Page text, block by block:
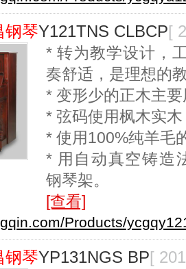
钢琴Y121TNS CLBCP[
* 转为教学设计，
奏舒适，是理想的
* 变形少的正木主
* 弦码使用枫木实
* 使用100%纯羊毛
* 用自动真空铸造
钢琴架。
[查看]
Products/
钢琴YP131NGS BP[